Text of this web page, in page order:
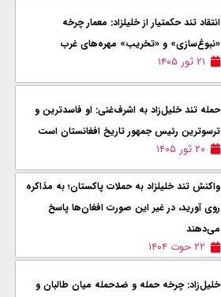
انتقاد تند حکمتیار از خلیلزاد: معمار چرخه‌
«نبوغ‌سازی» و «تخریب» مهره‌های غرب
۲۱ ثور ۱۴۰۵
حمله تند خلیل‌زاد به اشرف‌غنی: او فاسدترین و
ترسوترین رئیس جمهور تاریخ افغانستان است
۲۰ ثور ۱۴۰۵
واکنش تند خلیلزاد به حملات پاکستان؛ به مذاکره
روی آورید، در غیر این صورت افغان‌ها پاسخ
می‌دهند
۲۲ حوت ۱۴۰۴
خلیل‌زاد: چرخه حمله و ضدحمله میان طالبان و